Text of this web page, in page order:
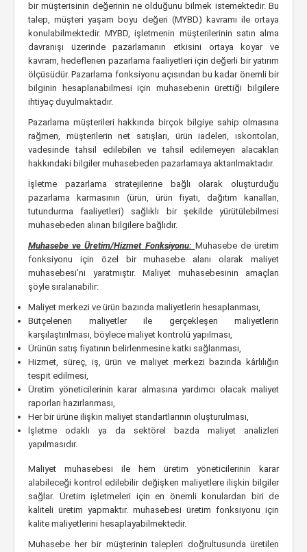
bir müşterisinin değerinin ne olduğunu bilmek istemektedir. Bu
talep, müşteri yaşam boyu değeri (MYBD) kavramı ile ortaya
konulabilmektedir. MYBD, işletmenin müşterilerinin satın alma
davranışı üzerinde pazarlamanın etkisini ortaya koyar ve
kavram, hedeflenen pazarlama faaliyetleri için değerli bir yatırım
ölçüsüdür. Pazarlama fonksiyonu açısından bu kadar önemli bir
bilginin hesaplanabilmesi için muhasebenin ürettiği bilgilere
ihtiyaç duyulmaktadır.
Pazarlama müşterileri hakkında birçok bilgiye sahip olmasına
rağmen, müşterilerin net satışları, ürün iadeleri, ıskontoları,
vadesinde tahsil edilebilen ve tahsil edilemeyen alacakları
hakkındaki bilgiler muhasebeden pazarlamaya aktarılmaktadır.
İşletme pazarlama stratejilerine bağlı olarak oluşturduğu
pazarlama karmasının (ürün, ürün fiyatı, dağıtım kanalları,
tutundurma faaliyetleri) sağlıklı bir şekilde yürütülebilmesi
muhasebeden alınan bilgilere bağlıdır.
Muhasebe ve Üretim/Hizmet Fonksiyonu: Muhasebe de üretim
fonksiyonu için özel bir muhasebe alanı olarak maliyet
muhasebesi’ni yaratmıştır. Maliyet muhasebesinin amaçları
şöyle sıralanabilir:
Maliyet merkezi ve ürün bazında maliyetlerin hesaplanması,
Bütçelenen maliyetler ile gerçekleşen maliyetlerin
karşılaştırılması, böylece maliyet kontrolü yapılması,
Ürünün satış fiyatının belirlenmesine katkı sağlanması,
Hizmet, süreç, iş, ürün ve maliyet merkezi bazında kârlılığın
tespit edilmesi,
Üretim yöneticilerinin karar almasına yardımcı olacak maliyet
raporları hazırlanması,
Her bir ürüne ilişkin maliyet standartlarının oluşturulması,
İşletme odaklı ya da sektörel bazda maliyet analizleri
yapılmasıdır.
Maliyet muhasebesi ile hem üretim yöneticilerinin karar
alabileceği kontrol edilebilir değişken maliyetlere ilişkin bilgiler
sağlar. Üretim işletmeleri için en önemli konulardan biri de
kaliteli üretim yapmaktır. muhasebesi üretim fonksiyonu için
kalite maliyetlerini hesaplayabilmektedir.
Muhasebe her bir müşterinin talepleri doğrultusunda üretilen